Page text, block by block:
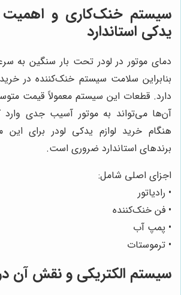
سیستم خنک‌کاری و اهمیت
یدکی استاندارد
دمای موتور در لودر تحت بار سنگین به
بنابراین سلامت سیستم خنک‌کننده در
دارد. قطعات این سیستم معمولاً قیمت
آن‌ها می‌تواند به موتور آسیب جدی
هنگام خرید لوازم یدکی لودر برای این
برندهای استاندارد ضروری است.
اجزای اصلی شامل:
• رادیاتور
• فن خنک‌کننده
• پمپ آب
• ترموستات
سیستم الکتریکی و نقش آن